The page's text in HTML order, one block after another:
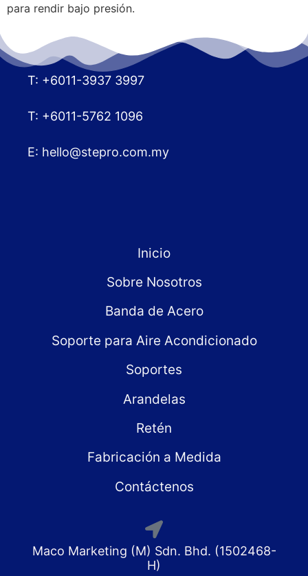
para rendir bajo presión.
T: +6011-3937 3997
T: +6011-5762 1096
E: hello@stepro.com.my
Inicio
Sobre Nosotros
Banda de Acero
Soporte para Aire Acondicionado
Soportes
Arandelas
Retén
Fabricación a Medida
Contáctenos
Maco Marketing (M) Sdn. Bhd. (1502468-
H)